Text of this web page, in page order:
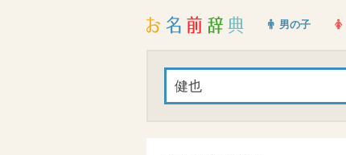
男の子